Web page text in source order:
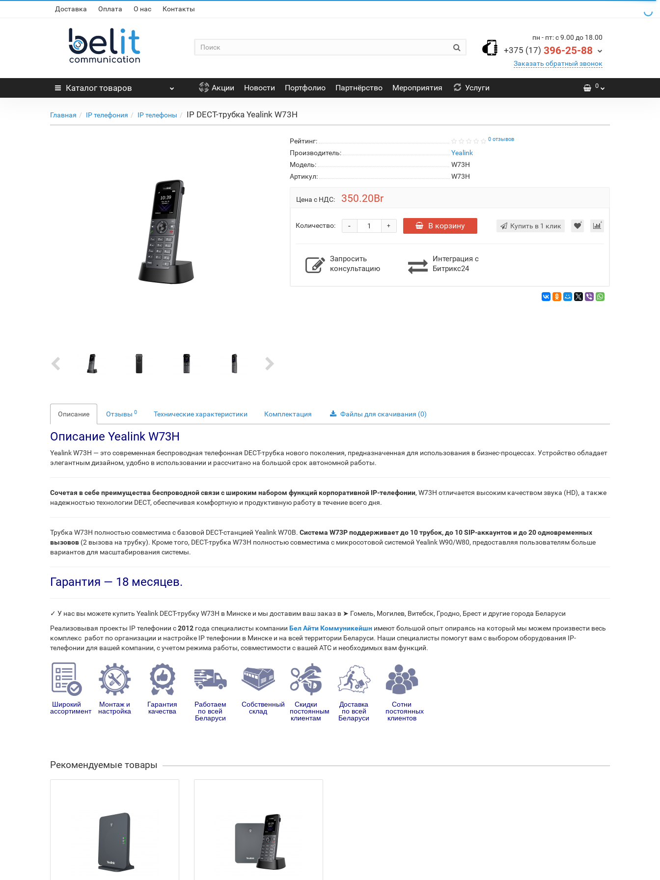
Доставка Оплата О нас Контакты
пн - пт: с 9.00 до 18.00
+375 (17) 396-25-88
Заказать обратный звонок
Каталог товаров Акции Новости Портфолио Партнёрство Мероприятия Услуги 0
Главная IP телефония IP телефоны IP DECT-трубка Yealink W73H
Рейтинг: 0 отзывов
Производитель:
Yealink
Модель:
W73H
Артикул:
W73H
Цена с НДС: 350.20Br
Количество: +
- В корзину Купить в 1 клик
Запросить
консультацию
Интеграция c
Битрикс24
Описание Отзывы 0 Технические характеристики Комплектация Файлы для скачивания (0)
Описание Yealink W73H
Yealink W73H — это современная беспроводная телефонная DECT-трубка нового поколения, предназначенная для использования в бизнес-процессах. Устройство обладает
элегантным дизайном, удобно в использовании и рассчитано на большой срок автономной работы.
Сочетая в себе преимущества беспроводной связи с широким набором функций корпоративной IP-телефонии, W73H отличается высоким качеством звука (HD), а также
надежностью технологии DECT, обеспечивая комфортную и продуктивную работу в течение всего дня.
Трубка W73H полностью совместима с базовой DECT-станцией Yealink W70B. Система W73P поддерживает до 10 трубок, до 10 SIP-аккаунтов и до 20 одновременных
вызовов (2 вызова на трубку). Кроме того, DECT-трубка W73H полностью совместима с микросотовой системой Yealink W90/W80, предоставляя пользователям больше
вариантов для масштабирования системы.
Гарантия — 18 месяцев.
✓ У нас вы можете купить Yealink DECT-трубку W73H в Минске и мы доставим ваш заказ в ➤ Гомель, Могилев, Витебск, Гродно, Брест и другие города Беларуси
Реализовывая проекты IP телефонии с2012 года специалисты компании Бел Айти Коммуникейшн имеют большой опыт опираясь на который мы можем произвести весь
комплекс работ по организации и настройке IP телефонии в Минске и на всей территории Беларуси. Наши специалисты помогут вам с выбором оборудования IP-
телефонии для вашей компании, с учетом режима работы, совместимости с вашей АТС и необходимых вам функций.
Широкий
ассортимент
Монтаж и
настройка
Гарантия
качества
Работаем
по всей
Беларуси
Собственный
склад
Скидки
постоянным
клиентам
Доставка
по всей
Беларуси
Сотни
постоянных
клиентов
Рекомендуемые товары